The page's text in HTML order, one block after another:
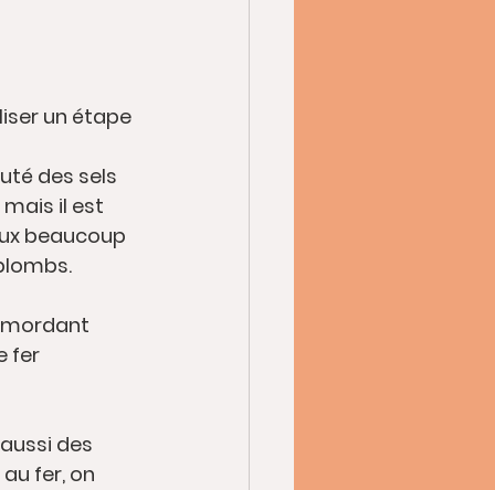
un étape
des sels
il est
beaucoup
fer
des
fer, on